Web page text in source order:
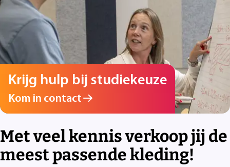
Met veel kennis verkoop jij de
meest passende kleding!
Krijg hulp bij studiekeuze
Kom in contact